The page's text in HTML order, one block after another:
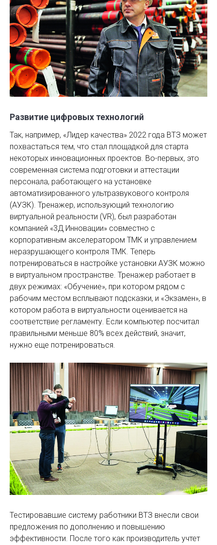
Развитие цифровых технологий
Так, например, «Лидер качества» 2022 года ВТЗ может
похвастаться тем, что стал площадкой для старта
некоторых инновационных проектов. Во-первых, это
современная система подготовки и аттестации
персонала, работающего на установке
автоматизированного ультра­звукового ­контроля
(АУЗК). Тренажер, использующий технологию
виртуальной реальности (VR), был разработан
компанией «3Д Инновации» совместно с
корпоративным акселератором ТМК и управлением
неразрушающего контроля ТМК. Теперь
потренироваться в настройке установки АУЗК можно
в виртуальном пространстве. Тренажер работает в
двух режимах: «Обучение», при котором рядом с
рабочим местом всплывают подсказки, и «Экзамен», в
котором работа в виртуальности оцени­вается на
соответствие регламенту. Если компьютер посчитал
правильными меньше 80% всех действий, значит,
нужно еще потренироваться.
Тестировавшие систему работники ВТЗ внесли свои
предложения по дополнению и повышению
эффективности. После того как производитель учтет